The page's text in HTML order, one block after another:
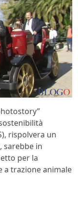
rispolvera un
sarebbe in
per la
a trazione animale